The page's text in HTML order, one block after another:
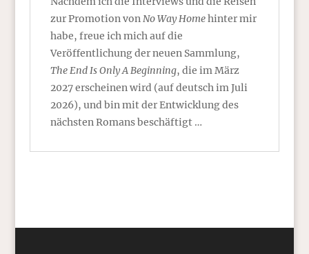
zur Promotion von No Way Homehinter mir
habe, freue ich mich auf die
Veröffentlichung der neuen Sammlung,
The End Is Only A Beginning, die im März
2027 erscheinen wird (auf deutsch im Juli
2026), und bin mit der Entwicklung des
nächsten Romans beschäftigt …